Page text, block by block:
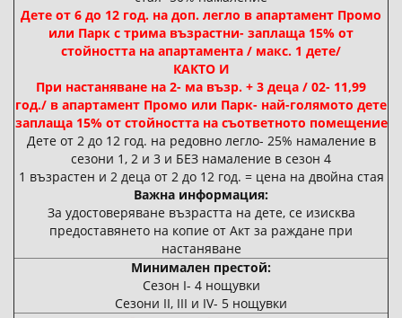
Дете от 6 до 12 год. на доп. легло в апартамент Промо
или Парк с трима възрастни- заплаща 15% от
стойността на апартамента / макс. 1 дете/
КАКТО И
При настаняване на 2- ма възр. + 3 деца / 02- 11,99
год./ в апартамент Промо или Парк- най-голямото дете
заплаща 15% от стойността на съответното помещение
Дете от 2 до 12 год. на редовно легло- 25% намаление в
сезони 1, 2 и 3 и БЕЗ намаление в сезон 4
1 възрастен и 2 деца от 2 до 12 год. = цена на двойна стая
Важна информация:
За удостоверяване възрастта на дете, се изисква
предоставянето на копие от Акт за раждане при
настаняване
Минимален престой:
Сезон I- 4 нощувки
Сезони II, III и IV- 5 нощувки